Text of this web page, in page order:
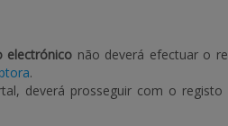
electrónico não deverá efectuar o
.
deverá prosseguir com o registo